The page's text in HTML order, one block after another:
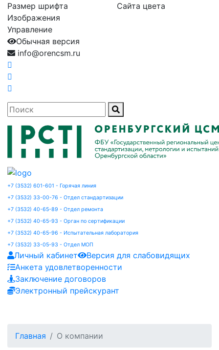
Размер шрифта
Сайта цвета
Изображения
Управление
Обычная версия
info@orencsm.ru
+7 (3532) 601-601 - Горячая линия
+7 (3532) 33-00-76 - Отдел стандартизации
+7 (3532) 40-65-89 - Отдел ремонта
+7 (3532) 40-65-93 - Орган по сертификации
+7 (3532) 40-65-96 - Испытательная лаборатория
+7 (3532) 33-05-93 - Отдел МОП
Личный кабинет
Версия для слабовидящих
Анкета удовлетворенности
Заключение договоров
Электронный прейскурант
Главная О компании